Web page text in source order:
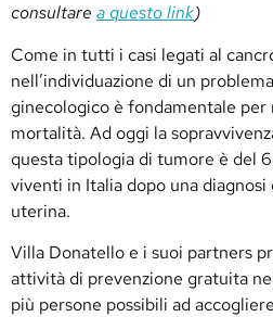
consultare a questo link)
Come in tutti i casi legati al
nell’individuazione di un
ginecologico è fondamentale
mortalità. Ad oggi la
questa tipologia di tumore è del
viventi in Italia dopo una
uterina.
Villa Donatello e i suoi partners
attività di prevenzione gratuita
più persone possibili ad